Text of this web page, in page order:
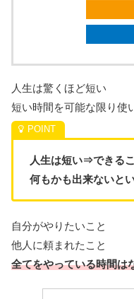
人生は驚くほど短い
短い時間を可能な限り使
人生は短い⇒できる
何もかも出来ないと
自分がやりたいこと
他人に頼まれたこと
全てをやっている時間は